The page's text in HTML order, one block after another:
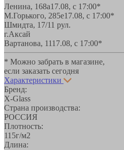
Ленина, 168а17.08, с 17:00*
М.Горького, 285е17.08, с 17:00*
Шмидта, 17/11 рул.
г.Аксай
Вартанова, 1117.08, с 17:00*
* Можно забрать в магазине,
если заказать сегодня
Характеристики
Бренд:
X-Glass
Страна производства:
РОССИЯ
Плотность:
115г/м2
Длина: